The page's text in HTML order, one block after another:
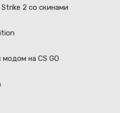
2 со скинами
модом на CS GO